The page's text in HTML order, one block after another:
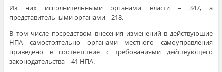
Из них исполнительными органами власти – 347, а
представительными органами – 218.
В том числе посредством внесения изменений в действующие
НПА самостоятельно органами местного самоуправления
приведено в соответствие с требованиями действующего
законодательства – 41 НПА.